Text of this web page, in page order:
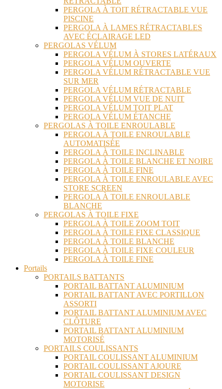
PERGOLA À TOIT RÉTRACTABLE VUE
PISCINE
PERGOLA À LAMES RÉTRACTABLES
AVEC ÉCLAIRAGE LED
PERGOLAS VÉLUM
PERGOLA VÉLUM À STORES LATÉRAUX
PERGOLA VÉLUM OUVERTE
PERGOLA VÉLUM RÉTRACTABLE VUE
SUR MER
PERGOLA VÉLUM RÉTRACTABLE
PERGOLA VÉLUM VUE DE NUIT
PERGOLA VÉLUM TOIT PLAT
PERGOLA VÉLUM ÉTANCHE
PERGOLAS À TOILE ENROULABLE
PERGOLA À TOILE ENROULABLE
AUTOMATISÉE
PERGOLA À TOILE INCLINABLE
PERGOLA À TOILE BLANCHE ET NOIRE
PERGOLA À TOILE FINE
PERGOLA À TOILE ENROULABLE AVEC
STORE SCREEN
PERGOLA À TOILE ENROULABLE
BLANCHE
PERGOLAS À TOILE FIXE
PERGOLA À TOILE ZOOM TOIT
PERGOLA À TOILE FIXE CLASSIQUE
PERGOLA À TOILE BLANCHE
PERGOLA À TOILE FIXE COULEUR
PERGOLA À TOILE FINE
Portails
PORTAILS BATTANTS
PORTAIL BATTANT ALUMINIUM
PORTAIL BATTANT AVEC PORTILLON
ASSORTI
PORTAIL BATTANT ALUMINIUM AVEC
CLÔTURE
PORTAIL BATTANT ALUMINIUM
MOTORISÉ
PORTAILS COULISSANTS
PORTAIL COULISSANT ALUMINIUM
PORTAIL COULISSANT AJOURE
PORTAIL COULISSANT DESIGN
MOTORISE